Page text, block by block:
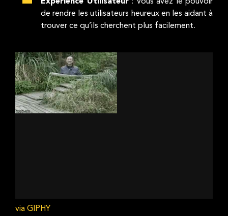
de rendre les utilisateurs heureux en les aidant à
trouver ce qu’ils cherchent plus facilement.
via GIPHY